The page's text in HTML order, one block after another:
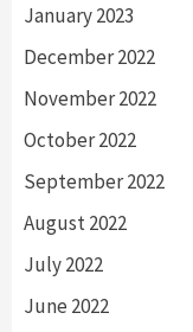
January 2023
December 2022
November 2022
October 2022
September 2022
August 2022
July 2022
June 2022